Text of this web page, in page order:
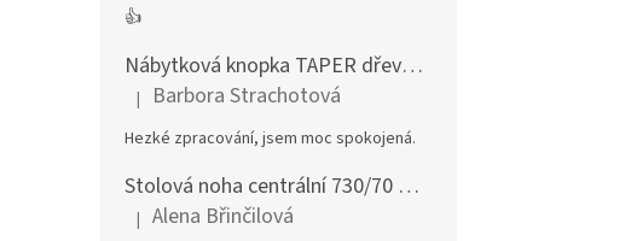
👍
Nábytková knopka TAPER dřevěná dub lakovaný
Hodnocení produktu je 5 z 5 hvězdiček.
| Barbora Strachotová
Hezké zpracování, jsem moc spokojená.
Stolová noha centrální 730/70 mm stříbrná
Hodnocení produktu je 5 z 5 hvězdiček.
| Alena Břinčilová